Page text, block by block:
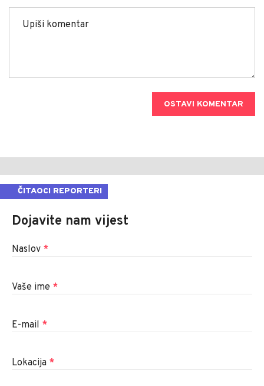
OSTAVI KOMENTAR
ČITAOCI REPORTERI
Dojavite nam vijest
Naslov *
Vaše ime *
E-mail *
Lokacija *